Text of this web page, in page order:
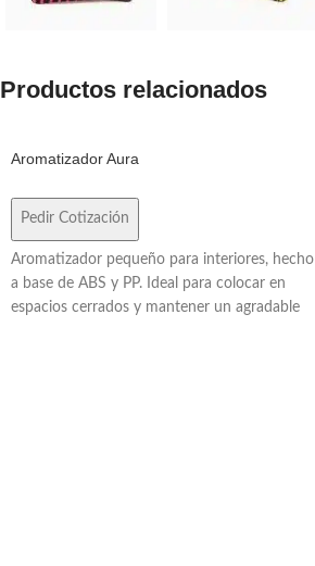
Productos relacionados
Aromatizador Aura
Pedir Cotización
Aromatizador pequeño para interiores, hecho
a base de ABS y PP. Ideal para colocar en
espacios cerrados y mantener un agradable